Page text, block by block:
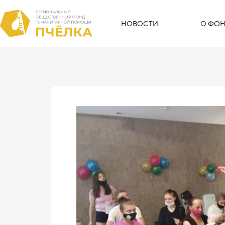
НОВОСТИ О